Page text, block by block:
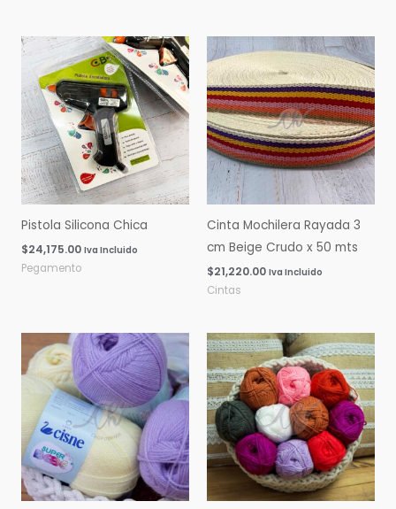
Pistola Silicona Chica
$24,175.00 Iva Incluido
Pegamento
Cinta Mochilera Rayada 3
cm Beige Crudo x 50 mts
$21,220.00 Iva Incluido
Cintas
Rango
de
precios:
desde
$0.00
hasta
$16,060.00
Rango
de
precios:
desde
$0.00
hasta
$14,600.00